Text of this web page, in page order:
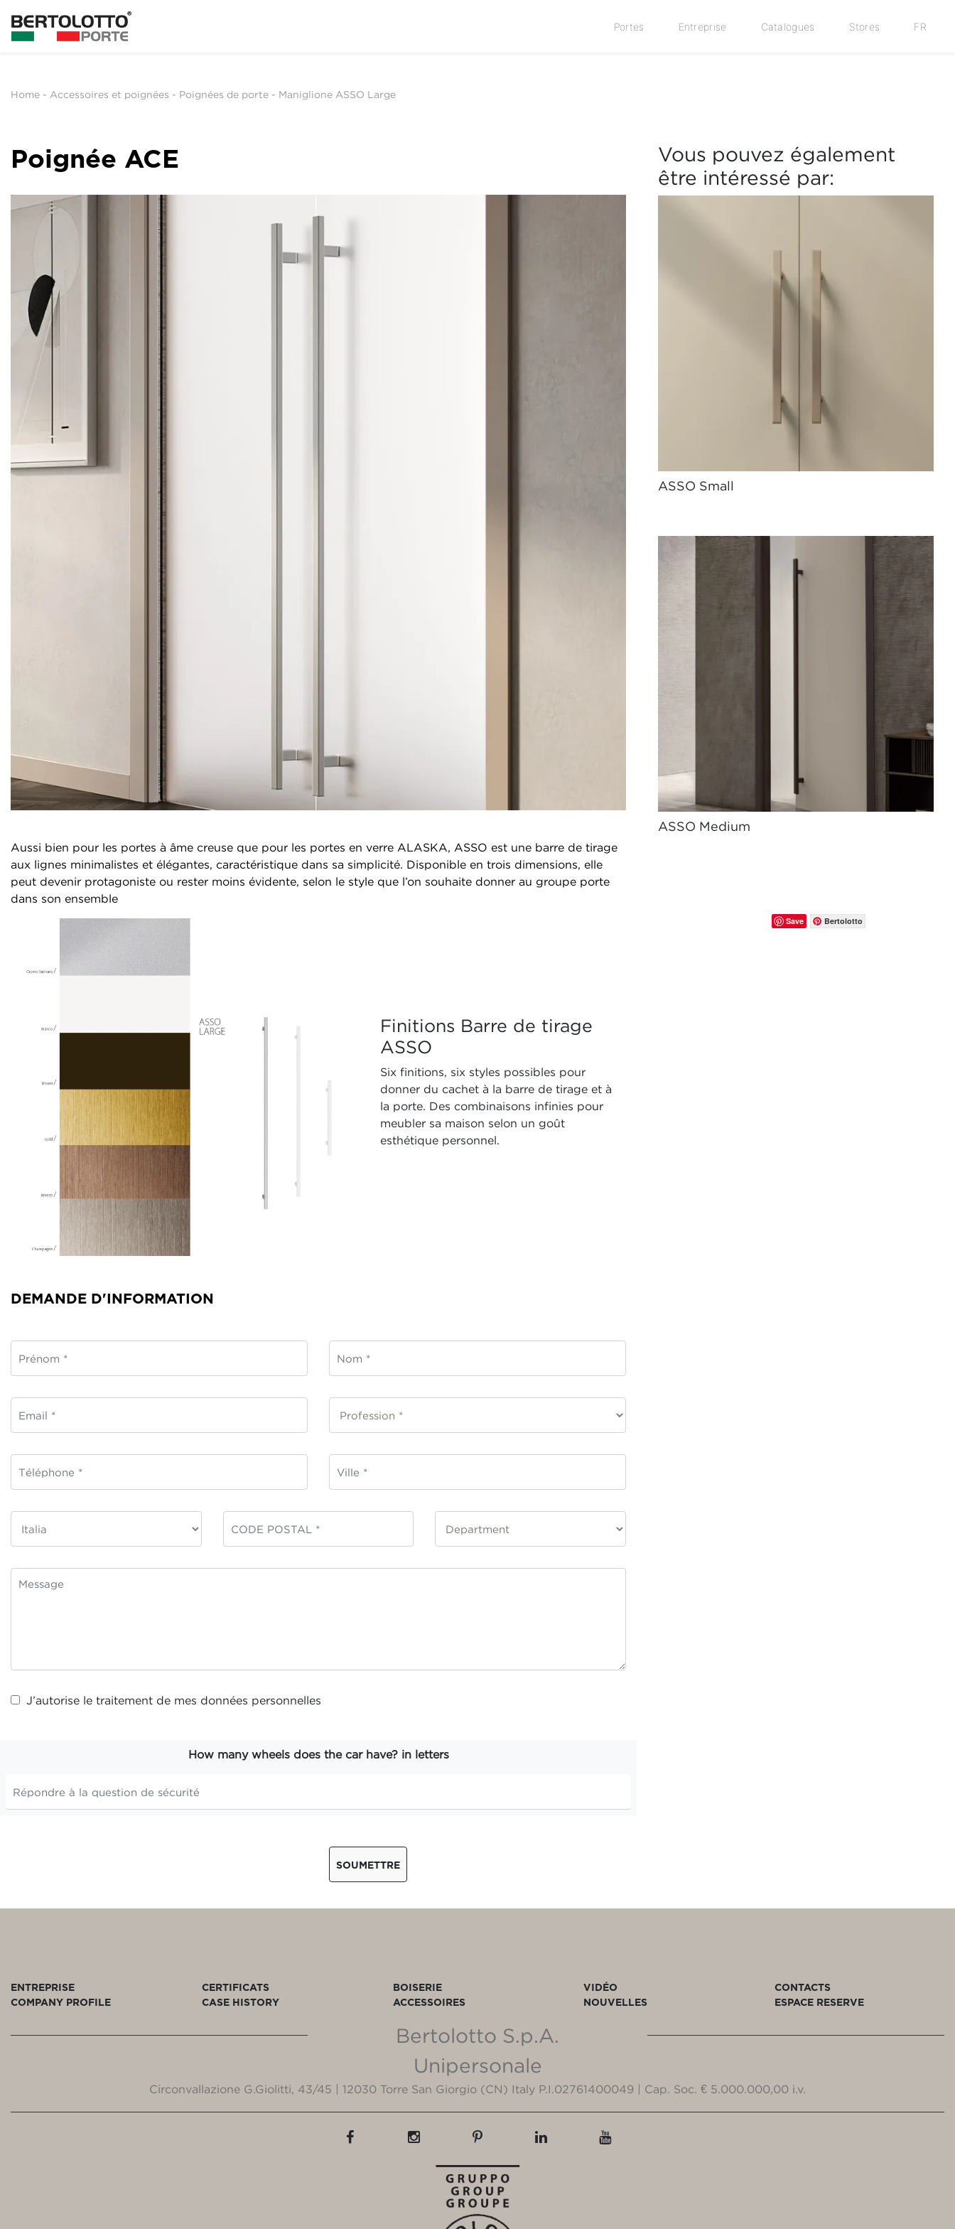
Portes Entreprise Catalogues Stores FR
Home - Accessoires et poignées - Poignées de porte - Maniglione ASSO Large
Poignée ACE
Aussi bien pour les portes à âme creuse que pour les portes en verre ALASKA, ASSO est une barre de tirage
aux lignes minimalistes et élégantes, caractéristique dans sa simplicité. Disponible en trois dimensions, elle
peut devenir protagoniste ou rester moins évidente, selon le style que l’on souhaite donner au groupe porte
dans son ensemble
Finitions Barre de tirage
ASSO
Six finitions, six styles possibles pour
donner du cachet à la barre de tirage et à
la porte. Des combinaisons infinies pour
meubler sa maison selon un goût
esthétique personnel.
DEMANDE D'INFORMATION
J’autorise le traitement de mes données personnelles
How many wheels does the car have? in letters
SOUMETTRE
Vous pouvez également
être intéressé par:
ASSO Small
ASSO Medium
Save Bertolotto
ENTREPRISE
COMPANY PROFILE
CERTIFICATS
CASE HISTORY
BOISERIE
ACCESSOIRES
VIDÉO
NOUVELLES
CONTACTS
ESPACE RESERVE
Bertolotto S.p.A.
Unipersonale
Circonvallazione G.Giolitti, 43/45 | 12030 Torre San Giorgio (CN) Italy P.I.02761400049 | Cap. Soc. € 5.000.000,00 i.v.